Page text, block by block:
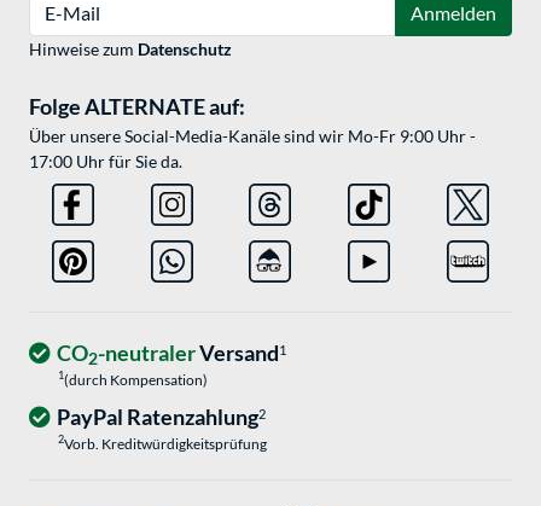
Anmelden
Hinweise zum Datenschutz
Folge ALTERNATE auf:
Über unsere Social-Media-Kanäle sind wir Mo-Fr 9:00 Uhr -
17:00 Uhr für Sie da.
CO2-neutralerVersand1
1(durch Kompensation)
PayPal Ratenzahlung2
2Vorb. Kreditwürdigkeitsprüfung